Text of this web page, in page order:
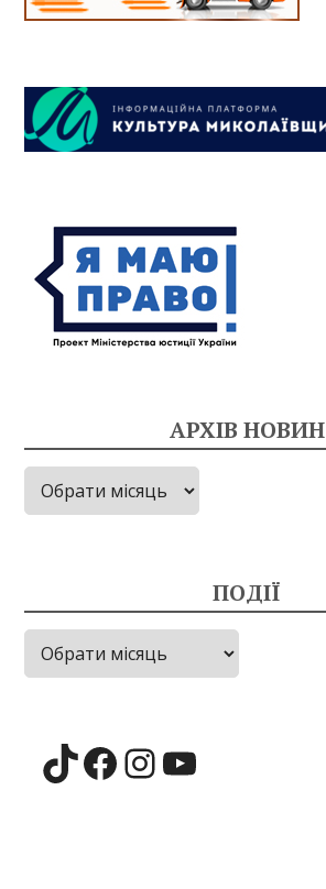
АРХІВ НОВИН
Архів
новин
ПОДІЇ
Події
TikTok
Facebook
Instagram
YouTube